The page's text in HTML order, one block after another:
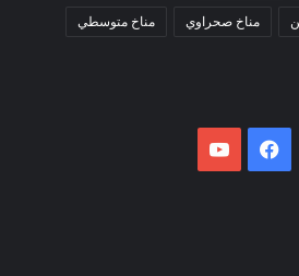
مناخ صحراوي مناخ متوسطي
فيسبوك